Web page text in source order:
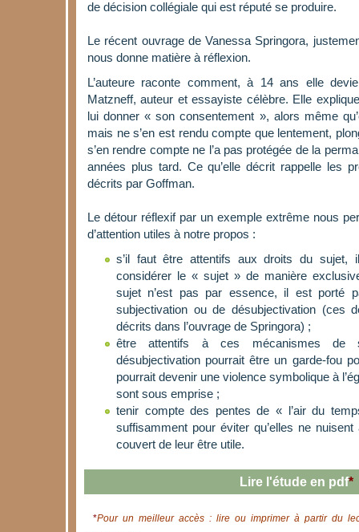
de décision collégiale qui est réputé se produire.
Le récent ouvrage de Vanessa Springora,
nous donne matière à réflexion.
L’auteure raconte comment, à 14 ans elle
Matzneff, auteur et essayiste célèbre. Elle
lui donner « son consentement », alors même
mais ne s’en est rendu compte que lentement,
s’en rendre compte ne l’a pas protégée de la
années plus tard. Ce qu’elle décrit rappelle les
décrits par Goffman.
Le détour réflexif par un exemple extrême nous
d’attention utiles à notre propos :
s’il faut être attentifs aux droits du sujet,
considérer le « sujet » de manière
sujet n’est pas par essence, il est porté
subjectivation ou de désubjectivation (ces
décrits dans l’ouvrage de Springora) ;
être attentifs à ces mécanismes de
désubjectivation pourrait être un garde-fou
pourrait devenir une violence symbolique à
sont sous emprise ;
tenir compte des pentes de « l’air du
suffisamment pour éviter qu’elles ne
couvert de leur être utile.
Lire l'étude en pdf*
*Pour un meilleur accès : lire ou imprimer à partir du